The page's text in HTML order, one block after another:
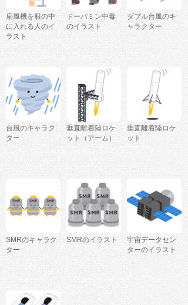
扇風機を服の中
に入れる人のイ
ラスト
ドーパミン中毒
のイラスト
ダブル台風のキ
ャラクター
台風のキャラク
ター
垂直離着陸ロケ
ット（アーム）
垂直離着陸ロケ
ット
SMRのキャラク
ター
SMRのイラスト
宇宙データセン
ターのイラスト